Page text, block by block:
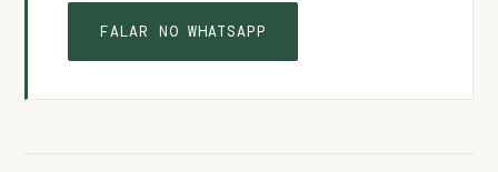
FALAR NO WHATSAPP